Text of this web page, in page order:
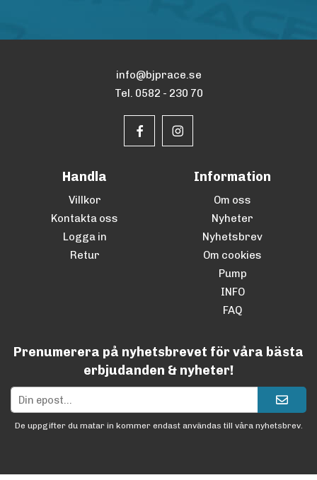
info@bjprace.se
Tel. 0582 - 230 70
Handla
Villkor
Kontakta oss
Logga in
Retur
Information
Om oss
Nyheter
Nyhetsbrev
Om cookies
Pump
INFO
FAQ
Prenumerera på nyhetsbrevet för våra bästa
erbjudanden & nyheter!
De uppgifter du matar in kommer endast användas till våra nyhetsbrev.